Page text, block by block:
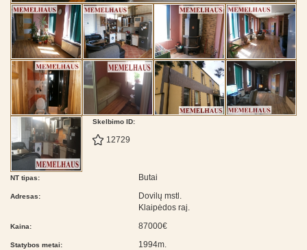
Skelbimo ID:
12729
NT tipas: Butai
Adresas:
Dovilų mstl.
Klaipėdos raj.
Kaina: 87000€
Statybos metai: 1994m.